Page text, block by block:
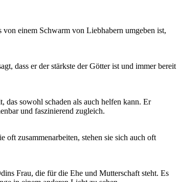
von einem Schwarm von Liebhabern umgeben ‍ist,
⁢dass er der stärkste der Götter ⁢ist und immer bereit⁢
sowohl schaden als auch ‌helfen kann. Er
und faszinierend zugleich.
zusammenarbeiten, stehen sie sich auch oft
Frau, die⁤ für die Ehe und Mutterschaft steht. Es